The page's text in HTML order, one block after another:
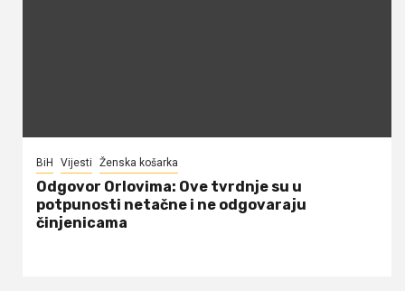
BiH Vijesti Ženska košarka
Odgovor Orlovima: ​Ove tvrdnje su u
potpunosti netačne i ne odgovaraju
činjenicama